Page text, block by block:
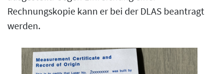
Rechnungskopie kann er bei der DLAS beantragt
werden.